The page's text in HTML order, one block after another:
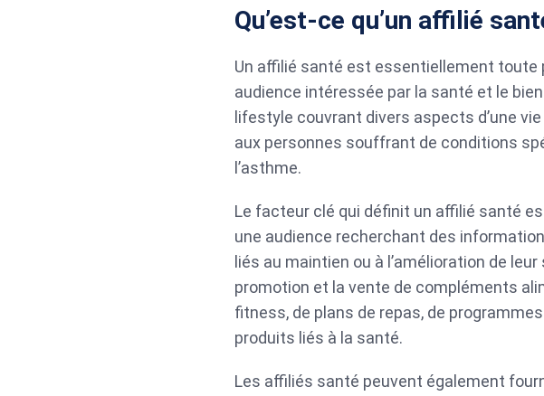
Qu’est-ce qu’un affilié
Un affilié santé est essentiellement toute
audience intéressée par la santé et le
lifestyle couvrant divers aspects d’une
aux personnes souffrant de conditions
l’asthme.
Le facteur clé qui définit un affilié santé
une audience recherchant des
liés au maintien ou à l’amélioration de
promotion et la vente de compléments
fitness, de plans de repas, de
produits liés à la santé.
Les affiliés santé peuvent également